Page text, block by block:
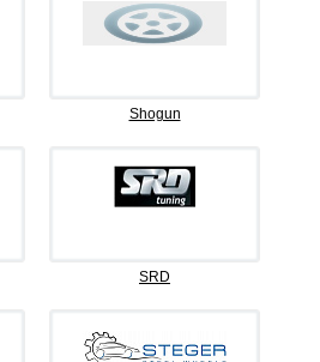
Shogun
SRD